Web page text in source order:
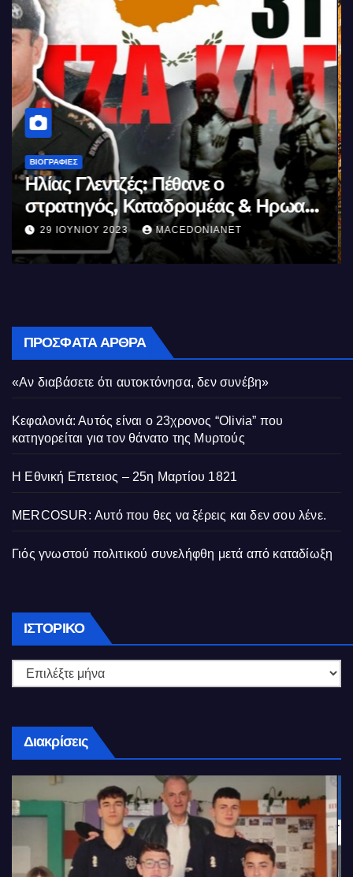
ΒΙΟΓΡΑΦΊΕΣ
Μέγας Αλέξανδρος: Ο μέγιστος των
Ελλήνων
11 ΙΟΥΝΊΟΥ 2023 MACEDONIANET
ΠΡΌΣΦΑΤΑ ΆΡΘΡΑ
«Αν διαβάσετε ότι αυτοκτόνησα, δεν συνέβη»
Κεφαλονιά: Αυτός είναι ο 23χρονος “Olivia” που
κατηγορείται για τον θάνατο της Μυρτούς
Η Εθνική Επετειος – 25η Μαρτίου 1821
MERCOSUR: Αυτό που θες να ξέρεις και δεν σου λένε.
Γιός γνωστού πολιτικού συνελήφθη μετά από καταδίωξη
ΙΣΤΟΡΙΚΌ Ιστορικό
Διακρίσεις